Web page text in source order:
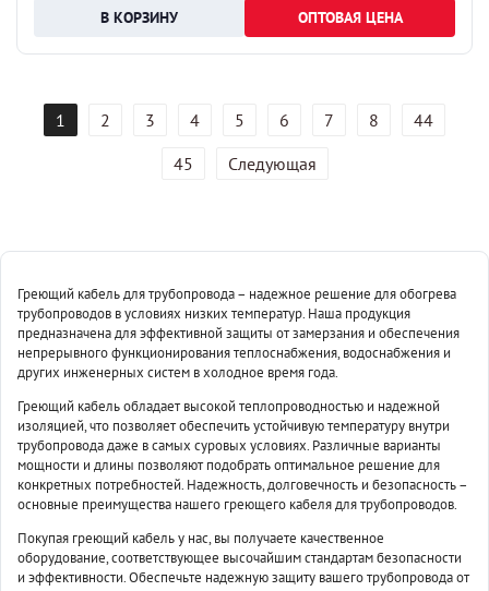
ОПТОВАЯ ЦЕНА
1 2 3 4 5 6 7 8
44
45
Следующая
Греющий кабель для трубопровода – надежное решение для обогрева
трубопроводов в условиях низких температур. Наша продукция
предназначена для эффективной защиты от замерзания и обеспечения
непрерывного функционирования теплоснабжения, водоснабжения и
других инженерных систем в холодное время года.
Греющий кабель обладает высокой теплопроводностью и надежной
изоляцией, что позволяет обеспечить устойчивую температуру внутри
трубопровода даже в самых суровых условиях. Различные варианты
мощности и длины позволяют подобрать оптимальное решение для
конкретных потребностей. Надежность, долговечность и безопасность –
основные преимущества нашего греющего кабеля для трубопроводов.
Покупая греющий кабель у нас, вы получаете качественное
оборудование, соответствующее высочайшим стандартам безопасности
и эффективности. Обеспечьте надежную защиту вашего трубопровода от